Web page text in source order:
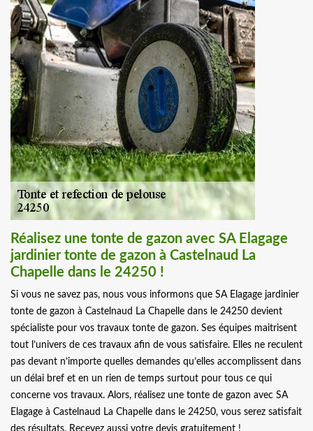
Réalisez une tonte de gazon avec SA Elagage
jardinier tonte de gazon à Castelnaud La
Chapelle dans le 24250 !
Si vous ne savez pas, nous vous informons que SA Elagage jardinier
tonte de gazon à Castelnaud La Chapelle dans le 24250 devient
spécialiste pour vos travaux tonte de gazon. Ses équipes maitrisent
tout l’univers de ces travaux afin de vous satisfaire. Elles ne reculent
pas devant n’importe quelles demandes qu’elles accomplissent dans
un délai bref et en un rien de temps surtout pour tous ce qui
concerne vos travaux. Alors, réalisez une tonte de gazon avec SA
Elagage à Castelnaud La Chapelle dans le 24250, vous serez satisfait
des résultats. Recevez aussi votre devis gratuitement !